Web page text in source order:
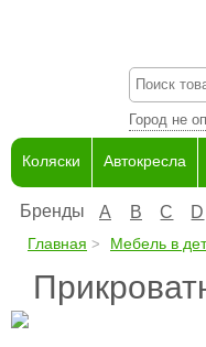
Город не
Коляски Автокресла
Бренды A B C D
Главная Мебель в